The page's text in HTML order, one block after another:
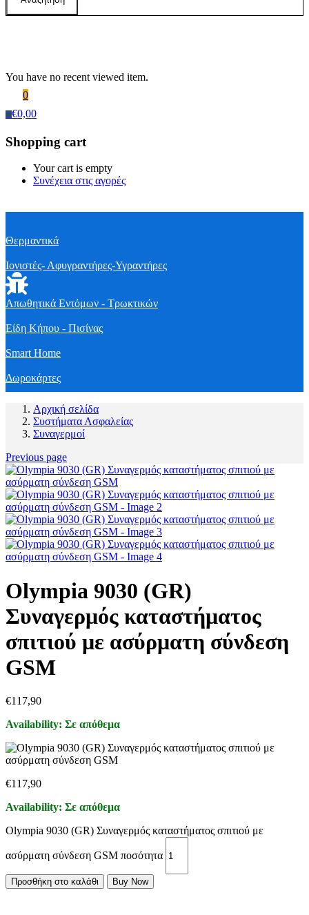
You have no recent viewed item.
0
€0,00
Shopping cart
Your cart is empty
Συνέχεια στις αγορές
Θερμαντικά
Ιονιστές- Αφυγραντήρες-Υγραντήρες
Απωθητικά Εντόμων - Τρωκτικών
Είδη Κήπου - Πισίνας
Smart Home
Δωροκάρτες
Αρχική σελίδα
Συστήματα Ασφαλείας
Συναγερμοί
Previous page
Olympia 9030 (GR)
Συναγερμός καταστήματος
σπιτιού με ασύρματη σύνδεση
GSM
€117,90
Availability: Σε απόθεμα
€117,90
Availability: Σε απόθεμα
Olympia 9030 (GR) Συναγερμός καταστήματος σπιτιού με
ασύρματη σύνδεση GSM ποσότητα
Προσθήκη στο καλάθι Buy Now